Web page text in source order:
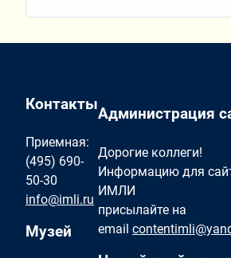
Контакты
Приемная:
(495) 690-
50-30
info@imli.ru
Музей
Администрация
Дорогие коллеги!
Информацию для
ИМЛИ
присылайте на
email